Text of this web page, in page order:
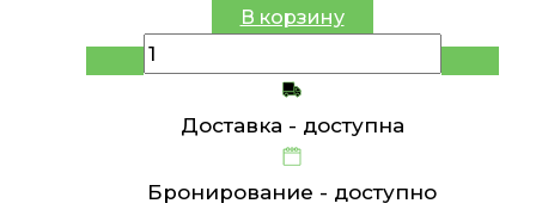
В корзину
Доставка - доступна
Бронирование - доступно